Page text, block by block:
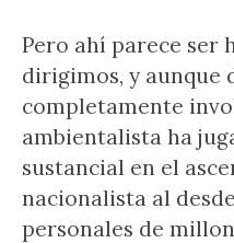
Pero ahí parece ser
dirigimos, y aunque
completamente
ambientalista ha
sustancial en el
nacionalista al
personales de